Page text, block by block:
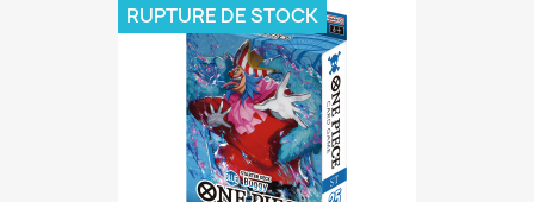
RUPTURE DE STOCK